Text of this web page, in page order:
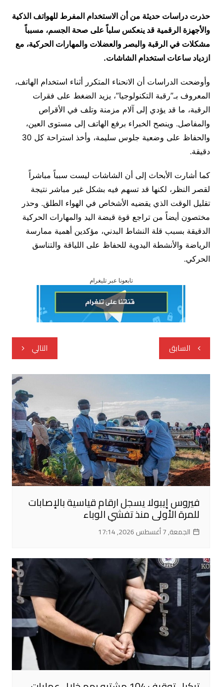
حذرت دراسات حديثة من أن الاستخدام المفرط للهواتف الذكية
والأجهزة الرقمية قد ينعكس سلباً على صحة الجسم، مسبباً
مشكلات في الرقبة والبصر والعضلات والمهارات الحركية، مع
ازدياد ساعات استخدام الشاشات.
وأوضحت الدراسات أن الانحناء المتكرر أثناء استخدام الهاتف،
المعروف بـ”رقبة التكنولوجيا”، يزيد الضغط على فقرات
الرقبة، ما قد يؤدي إلى آلام مزمنة وتلف في الأقراص
والمفاصل. وينصح الخبراء برفع الهاتف إلى مستوى العين،
والحفاظ على وضعية جلوس سليمة، وأخذ استراحة كل 30
دقيقة.
كما أشارت الأبحاث إلى أن الشاشات ليست سبباً مباشراً
لقصر النظر، لكنها قد تسهم فيه بشكل غير مباشر نتيجة
تقليل الوقت الذي يقضيه الأشخاص في الهواء الطلق. وحذر
مختصون أيضاً من تراجع قوة قبضة اليد والمهارات الحركية
الدقيقة بسبب قلة النشاط البدني، مؤكدين أهمية ممارسة
الرياضة والأنشطة اليدوية للحفاظ على اللياقة والتناسق
الحركي.
تابعونا عبر تليغرام
تصفّح
المقالات
السابق التالي
فيروس إيبولا يسجل ارقام قياسية بالإصابات
للمرة الأولى منذ تفشي الوباء
الجمعة, 7 أغسطس 2026, 17:14